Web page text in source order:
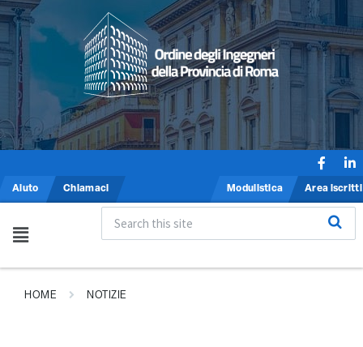
Aiuto Chiamaci Modulistica Area iscritti
HOME NOTIZIE